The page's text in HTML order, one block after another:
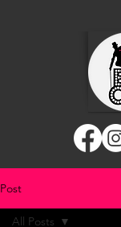
Post
All Posts